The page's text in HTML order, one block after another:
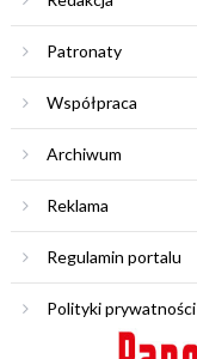
Patronaty
Współpraca
Archiwum
Reklama
Regulamin portalu
Polityki prywatności